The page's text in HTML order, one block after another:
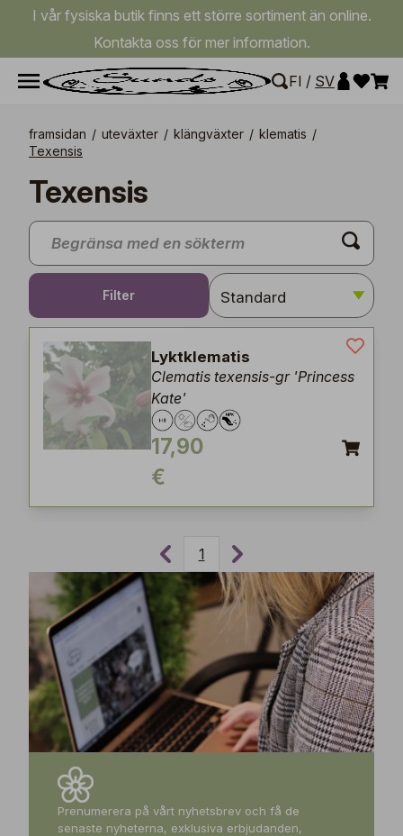
I vår fysiska butik finns ett större sortiment än online.
Kontakta oss för mer information.
FI / SV
framsidan / uteväxter / klängväxter / klematis /
Texensis
Texensis
Filter
Lyktklematis
Clematis texensis-gr 'Princess
Kate'
17,90
€
1
Prenumerera på vårt nyhetsbrev och få de
senaste nyheterna, exklusiva erbjudanden,